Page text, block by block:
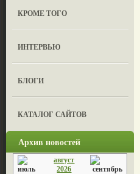
КРОМЕ ТОГО
ИНТЕРВЬЮ
БЛОГИ
КАТАЛОГ САЙТОВ
Архив новостей
август
2026